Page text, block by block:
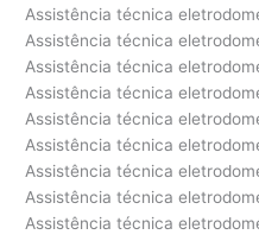
Assistência técnica
Assistência técnica
Assistência técnica
Assistência técnica
Assistência técnica
Assistência técnica
Assistência técnica
Assistência técnica
Assistência técnica